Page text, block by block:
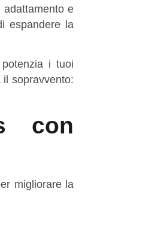
adattamento e
espandere la
i tuoi
sopravvento:
con
migliorare la